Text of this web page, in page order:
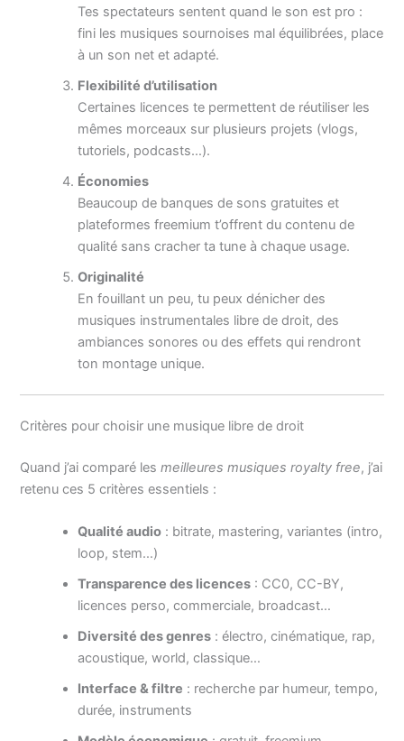
Tes spectateurs sentent quand le son est pro :
fini les musiques sournoises mal équilibrées, place
à un son net et adapté.
Flexibilité d’utilisation
Certaines licences te permettent de réutiliser les
mêmes morceaux sur plusieurs projets (vlogs,
tutoriels, podcasts…).
Économies
Beaucoup de banques de sons gratuites et
plateformes freemium t’offrent du contenu de
qualité sans cracher ta tune à chaque usage.
Originalité
En fouillant un peu, tu peux dénicher des
musiques instrumentales libre de droit, des
ambiances sonores ou des effets qui rendront
ton montage unique.
Critères pour choisir une musique libre de droit
Quand j’ai comparé lesmeilleures musiques royalty free, j’ai
retenu ces 5 critères essentiels :
Qualité audio : bitrate, mastering, variantes (intro,
loop, stem…)
Transparence des licences : CC0, CC-BY,
licences perso, commerciale, broadcast…
Diversité des genres : électro, cinématique, rap,
acoustique, world, classique…
Interface & filtre : recherche par humeur, tempo,
durée, instruments